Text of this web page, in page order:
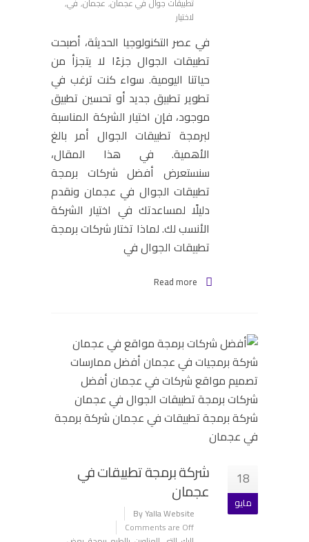
لاختيار
في عصر التكنولوجيا الحديثة، أصبحت
تطبيقات الجوال جزءًا لا يتجزأ من
حياتنا اليومية. سواء كنت ترغب في
تطوير تطبيق جديد أو تحسين تطبيق
موجود، فإن اختيار الشركة المناسبة
لبرمجة تطبيقات الجوال أمر بالغ
الأهمية. في هذا المقال،
سنستعرض أفضل شركات برمجة
تطبيقات الجوال في عجمان ونقدم
دليلًا لمساعدتك في اختيار الشركة
الأنسب لك. لماذا تختار شركات برمجة
تطبيقات الجوال في
Read more
18
مايو
شركة برمجة تطبيقات في
عجمان
By Yalla Website
Comments are Off